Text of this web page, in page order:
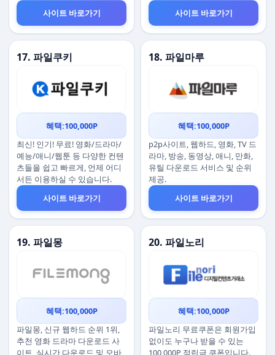
사이트 바로가기
사이트 바로가기
17. 파일쿠키
혜택:100,000P
최신! 인기! 무료! 영화/드라마/
예능/애니/웹툰 등 다양한 컨텐
츠들을 쉽고 빠르게, 언제 어디
서든 이용하실 수 있습니다.
사이트 바로가기
18. 파일마루
혜택:100,000P
p2p사이트, 웹하드, 영화, TV 드
라마, 방송, 동영상, 애니, 만화,
유틸 다운로드 서비스 및 순위
제공.
사이트 바로가기
19. 파일몽
혜택:100,000P
파일몽, 신규 웹하드 순위 1위,
추천 영화 드라마 다운로드 사
이트, 실시간 다운로드 및 모바
20. 파일노리
혜택:100,000P
파일노리 무료쿠폰은 회원가입
없이도 누구나 받을 수 있는
100,000P 적립금 쿠폰입니다.